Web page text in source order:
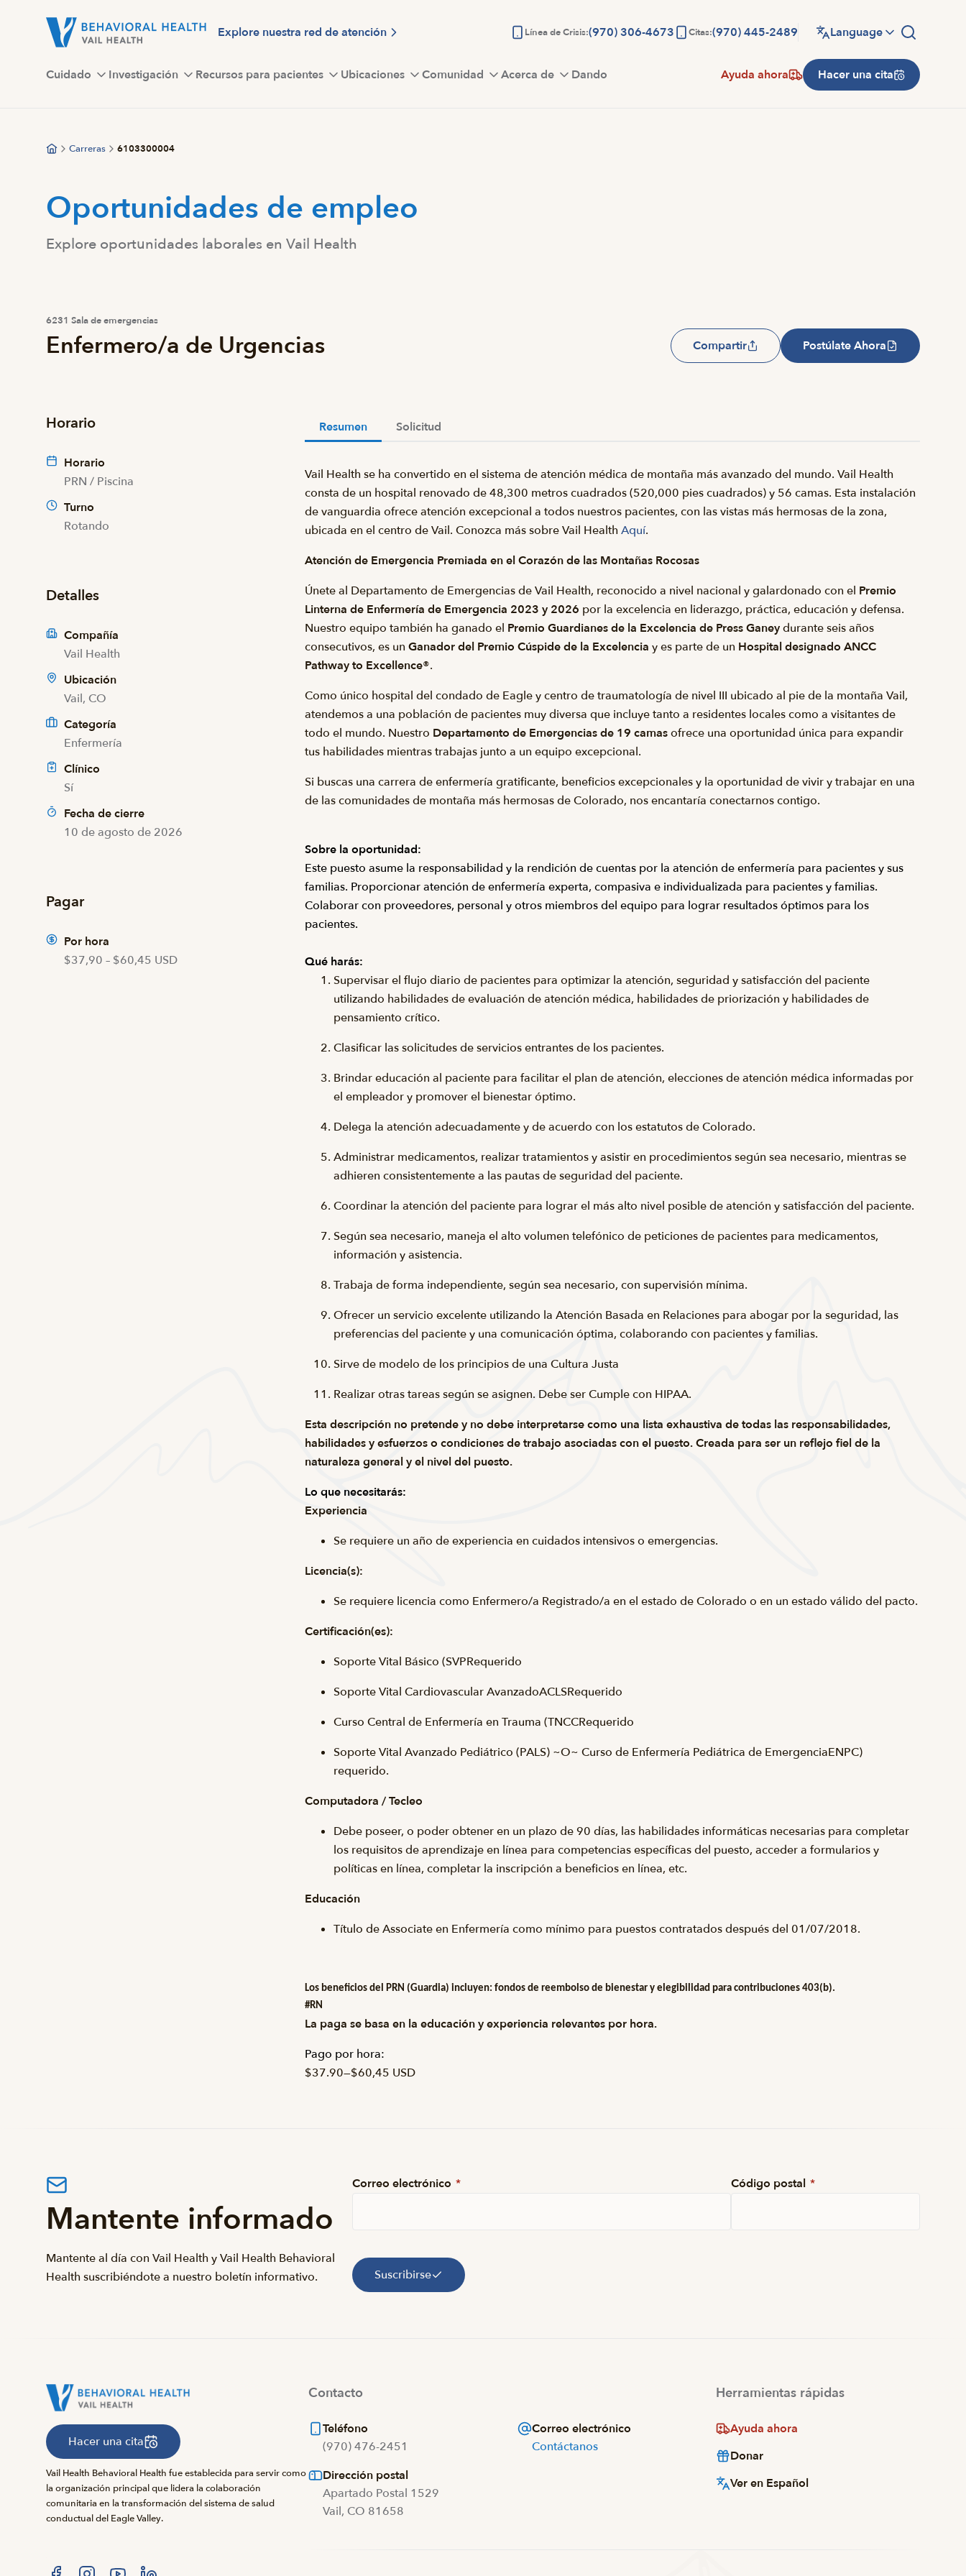
Explore nuestra red de atención Línea de Crisis:(970) 306-4673 Citas:(970) 445-2489 Language
Cuidado Investigación Recursos para pacientes Ubicaciones Comunidad Acerca de Dando Ayuda ahora Hacer una cita
Carreras 6103300004
Oportunidades de empleo
Explore oportunidades laborales en Vail Health
6231 Sala de emergencias
Enfermero/a de Urgencias Compartir Postúlate Ahora
Horario
Horario
PRN / Piscina
Turno
Rotando
Detalles
Compañía
Vail Health
Ubicación
Vail, CO
Categoría
Enfermería
Clínico
Sí
Fecha de cierre
10 de agosto de 2026
Pagar
Por hora
$37,90 – $60,45 USD
Resumen Solicitud
Vail Health se ha convertido en el sistema de atención médica de montaña más avanzado del mundo. Vail Health
consta de un hospital renovado de 48,300 metros cuadrados (520,000 pies cuadrados) y 56 camas. Esta instalación
de vanguardia ofrece atención excepcional a todos nuestros pacientes, con las vistas más hermosas de la zona,
ubicada en el centro de Vail. Conozca más sobre Vail Health Aquí.
Atención de Emergencia Premiada en el Corazón de las Montañas Rocosas
Únete al Departamento de Emergencias de Vail Health, reconocido a nivel nacional y galardonado con el Premio
Linterna de Enfermería de Emergencia 2023 y 2026 por la excelencia en liderazgo, práctica, educación y defensa.
Nuestro equipo también ha ganado el Premio Guardianes de la Excelencia de Press Ganeydurante seis años
consecutivos, es un Ganador del Premio Cúspide de la Excelencia y es parte de un Hospital designado ANCC
Pathway to Excellence®.
Como único hospital del condado de Eagle y centro de traumatología de nivel III ubicado al pie de la montaña Vail,
atendemos a una población de pacientes muy diversa que incluye tanto a residentes locales como a visitantes de
todo el mundo. Nuestro Departamento de Emergencias de 19 camasofrece una oportunidad única para expandir
tus habilidades mientras trabajas junto a un equipo excepcional.
Si buscas una carrera de enfermería gratificante, beneficios excepcionales y la oportunidad de vivir y trabajar en una
de las comunidades de montaña más hermosas de Colorado, nos encantaría conectarnos contigo.
Sobre la oportunidad:
Este puesto asume la responsabilidad y la rendición de cuentas por la atención de enfermería para pacientes y sus
familias. Proporcionar atención de enfermería experta, compasiva e individualizada para pacientes y familias.
Colaborar con proveedores, personal y otros miembros del equipo para lograr resultados óptimos para los
pacientes.
Qué harás:
Supervisar el flujo diario de pacientes para optimizar la atención, seguridad y satisfacción del paciente
utilizando habilidades de evaluación de atención médica, habilidades de priorización y habilidades de
pensamiento crítico.
Clasificar las solicitudes de servicios entrantes de los pacientes.
Brindar educación al paciente para facilitar el plan de atención, elecciones de atención médica informadas por
el empleador y promover el bienestar óptimo.
Delega la atención adecuadamente y de acuerdo con los estatutos de Colorado.
Administrar medicamentos, realizar tratamientos y asistir en procedimientos según sea necesario, mientras se
adhieren consistentemente a las pautas de seguridad del paciente.
Coordinar la atención del paciente para lograr el más alto nivel posible de atención y satisfacción del paciente.
Según sea necesario, maneja el alto volumen telefónico de peticiones de pacientes para medicamentos,
información y asistencia.
Trabaja de forma independiente, según sea necesario, con supervisión mínima.
Ofrecer un servicio excelente utilizando la Atención Basada en Relaciones para abogar por la seguridad, las
preferencias del paciente y una comunicación óptima, colaborando con pacientes y familias.
Sirve de modelo de los principios de una Cultura Justa
Realizar otras tareas según se asignen. Debe serCumple con HIPAA.
Esta descripción no pretende y no debe interpretarse como una lista exhaustiva de todas las responsabilidades,
habilidades y esfuerzos o condiciones de trabajo asociadas con el puesto. Creada para ser un reflejo fiel de la
naturaleza general y el nivel del puesto.
Lo que necesitarás:
Experiencia
Se requiere un año de experiencia en cuidados intensivos o emergencias.
Licencia(s):
Se requiere licencia como Enfermero/a Registrado/a en el estado de Colorado o en un estado válido del pacto.
Certificación(es):
Soporte Vital Básico (SVPRequerido
Soporte Vital Cardiovascular AvanzadoACLSRequerido
Curso Central de Enfermería en Trauma (TNCCRequerido
Soporte Vital Avanzado Pediátrico (PALS) ~O~ Curso de Enfermería Pediátrica de EmergenciaENPC)
requerido.
Computadora / Tecleo
Debe poseer, o poder obtener en un plazo de 90 días, las habilidades informáticas necesarias para completar
los requisitos de aprendizaje en línea para competencias específicas del puesto, acceder a formularios y
políticas en línea, completar la inscripción a beneficios en línea, etc.
Educación
Título de Associate en Enfermería como mínimo para puestos contratados después del 01/07/2018.
Los beneficios del PRN (Guardia) incluyen: fondos de reembolso de bienestar y elegibilidad para contribuciones 403(b).
#RN
La paga se basa en la educación y experiencia relevantes por hora.
Pago por hora:
$37.90—$60,45 USD
Mantente informado
Mantente al día con Vail Health y Vail Health Behavioral
Health suscribiéndote a nuestro boletín informativo.
Correo electrónico * Código postal *
Suscribirse
Hacer una cita
Vail Health Behavioral Health fue establecida para servir como
la organización principal que lidera la colaboración
comunitaria en la transformación del sistema de salud
conductual del Eagle Valley.
Contacto
Teléfono
(970) 476-2451
Correo electrónico
Contáctanos
Dirección postal
Apartado Postal 1529
Vail, CO 81658
Herramientas rápidas
Ayuda ahora
Donar
Ver en Español